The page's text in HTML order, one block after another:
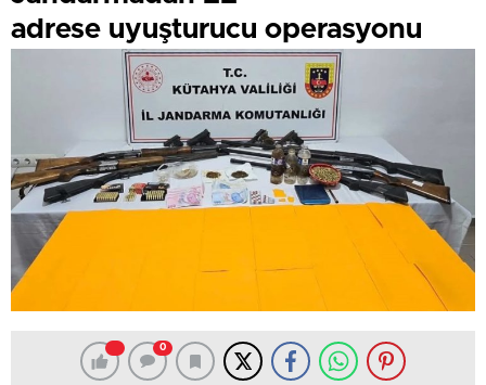
adrese uyuşturucu operasyonu
0